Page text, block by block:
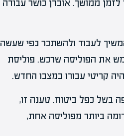
ממושך. אובדן כושר עבודה
לעבוד ולהשתכר כפי שעשה
את הפוליסה שרכש. פוליסת
קריטי עבורו במצבו החדש.
בשל כפל ביטוח. טענה זו,
ביותר מפוליסה אחת,